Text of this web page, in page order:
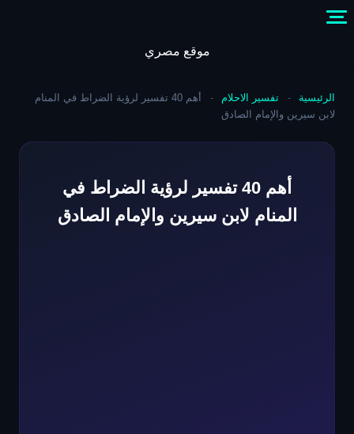
موقع مصري
الرئيسية - تفسير الاحلام -
أهم 40 تفسير لرؤية الضراط في المنام
لابن سيرين والإمام الصادق
أهم 40 تفسير لرؤية الضراط في
المنام لابن سيرين والإمام الصادق